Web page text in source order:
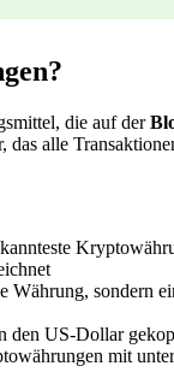
die auf der
das alle
Währung, sondern
den US-Dollar
mit